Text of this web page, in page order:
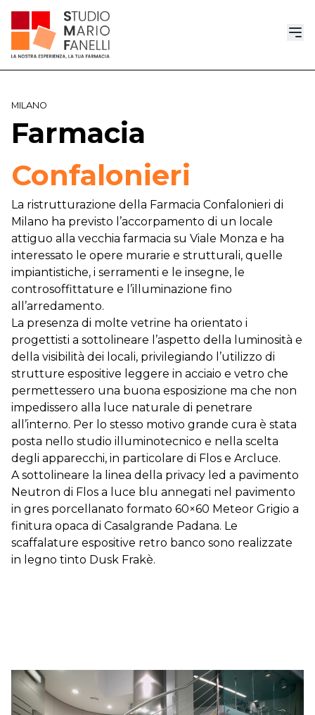
MILANO
Farmacia
Confalonieri
La ristrutturazione della Farmacia Confalonieri di
Milano ha previsto l’accorpamento di un locale
attiguo alla vecchia farmacia su Viale Monza e ha
interessato le opere murarie e strutturali, quelle
impiantistiche, i serramenti e le insegne, le
controsoffittature e l’illuminazione fino
all’arredamento.
La presenza di molte vetrine ha orientato i
progettisti a sottolineare l’aspetto della luminosità e
della visibilità dei locali, privilegiando l’utilizzo di
strutture espositive leggere in acciaio e vetro che
permettessero una buona esposizione ma che non
impedissero alla luce naturale di penetrare
all’interno. Per lo stesso motivo grande cura è stata
posta nello studio illuminotecnico e nella scelta
degli apparecchi, in particolare di Flos e Arcluce.
A sottolineare la linea della privacy led a pavimento
Neutron di Flos a luce blu annegati nel pavimento
in gres porcellanato formato 60×60 Meteor Grigio a
finitura opaca di Casalgrande Padana. Le
scaffalature espositive retro banco sono realizzate
in legno tinto Dusk Frakè.